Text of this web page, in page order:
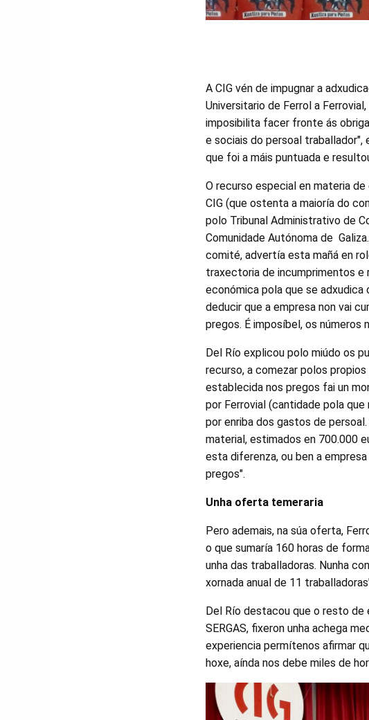
A CIG vén de impugnar a
Universitario de Ferrol a
imposibilita facer fronte ás
e sociais do persoal
que foi a máis puntuada e
O recurso especial en materia
CIG (que ostenta a maioría do
polo Tribunal Administrativo de
Comunidade Autónoma de
comité, advertía esta mañá en
traxectoria de incumprimentos
económica pola que se
deducir que a empresa non vai
pregos. É imposíbel, os números
Del Río explicou polo miúdo os
recurso, a comezar polos
establecida nos pregos fai un
por Ferrovial (cantidade pola
por enriba dos gastos de
material, estimados en 700.000
esta diferenza, ou ben a
pregos".
Unha oferta temeraria
Pero ademais, na súa oferta,
o que sumaría 160 horas de
unha das traballadoras. Nunha
xornada anual de 11
Del Río destacou que o resto
SERGAS, fixeron unha achega
experiencia permítenos afirmar
hoxe, aínda nos debe miles de